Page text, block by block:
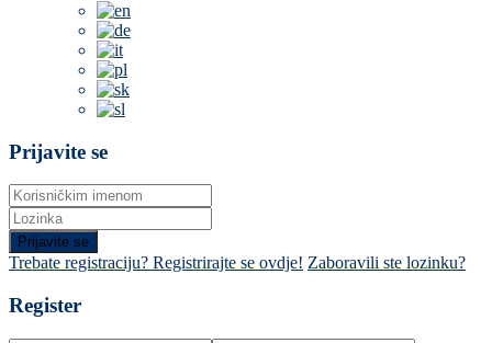
Prijavite se
Prijavite se
Trebate registraciju? Registrirajte se ovdje! Zaboravili ste lozinku?
Register